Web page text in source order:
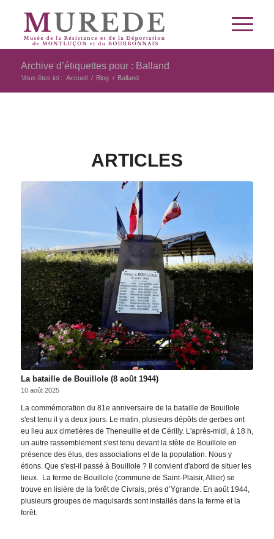
Archive d’étiquettes pour : Balland
Vous êtes ici : Accueil / Blog / Balland
ARTICLES
La bataille de Bouillole (8 août 1944)
10 août 2025
La commémoration du 81e anniversaire de la bataille de Bouillole
s'est tenu il y a deux jours. Le matin, plusieurs dépôts de gerbes ont
eu lieu aux cimetières de Theneuille et de Cérilly. L'après-midi, à 18 h,
un autre rassemblement s'est tenu devant la stèle de Bouillole en
présence des élus, des associations et de la population. Nous y
étions. Que s'est-il passé à Bouillole ? Il convient d'abord de situer les
lieux. La ferme de Bouillole (commune de Saint-Plaisir, Allier) se
trouve en lisière de la forêt de Civrais, près d’Ygrande. En août 1944,
plusieurs groupes de maquisards sont installés dans la ferme et la
forêt.